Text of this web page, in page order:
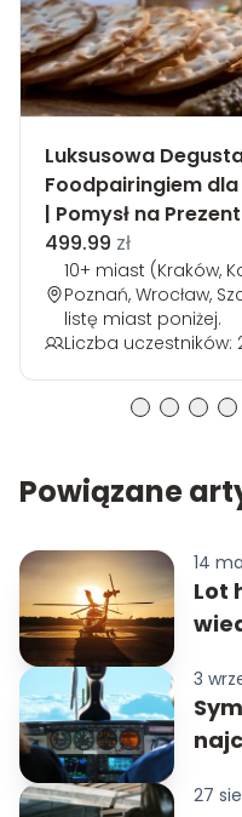
Luksusowa
Foodpairingiem
| Pomysł na
499.99 zł
10+ miast (Kraków,
Poznań, Wrocław,
listę miast poniżej.
Liczba uczestników:
Powiązane
14
Lot
3
27